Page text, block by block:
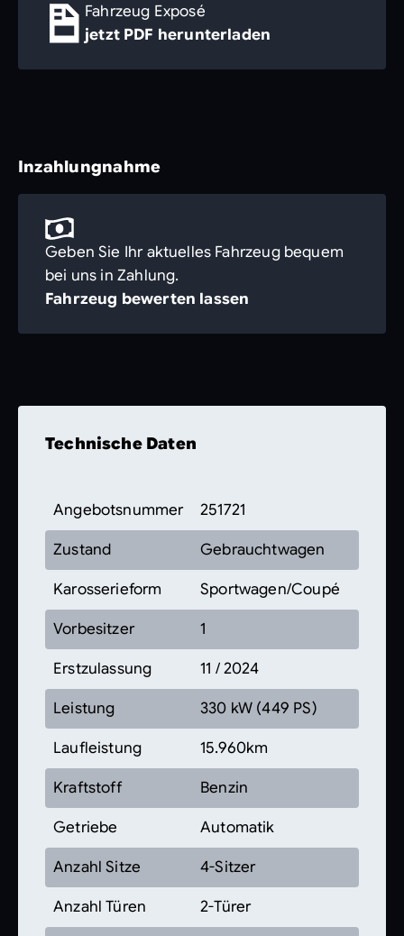
Fahrzeug Exposé
jetzt PDF herunterladen
Inzahlungnahme
Geben Sie Ihr aktuelles Fahrzeug bequem
bei uns in Zahlung.
Fahrzeug bewerten lassen
Technische Daten
Angebotsnummer 251721
Zustand Gebrauchtwagen
Karosserieform Sportwagen/Coupé
Vorbesitzer 1
Erstzulassung 11 / 2024
Leistung 330 kW (449 PS)
Laufleistung 15.960km
Kraftstoff Benzin
Getriebe Automatik
Anzahl Sitze 4-Sitzer
Anzahl Türen 2-Türer